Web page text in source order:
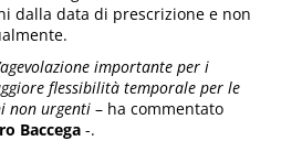
dalla data di prescrizione e non
importante per i
flessibilità temporale per le
non urgenti – ha commentato
Baccega -.